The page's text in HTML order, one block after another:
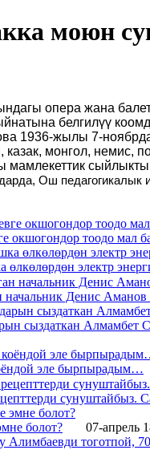
моюн
опера жана
белгилүү
1936-жылы 7-
монгол, немис,
мамлекеттик
Ош
окшогондор тоодо мал
өлкөлөрдөн электр
Денис Аманов
сыздаткан Алмамбет
эле бырпырадым…
сунуштайбыз.
болот? 07-апрель